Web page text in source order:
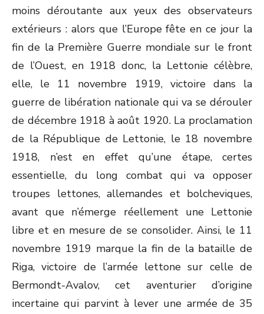
moins déroutante aux yeux des observateurs
extérieurs : alors que l’Europe fête en ce jour la
fin de la Première Guerre mondiale sur le front
de l’Ouest, en 1918 donc, la Lettonie célèbre,
elle, le 11 novembre 1919, victoire dans la
guerre de libération nationale qui va se dérouler
de décembre 1918 à août 1920. La proclamation
de la République de Lettonie, le 18 novembre
1918, n’est en effet qu’une étape, certes
essentielle, du long combat qui va opposer
troupes lettones, allemandes et bolcheviques,
avant que n’émerge réellement une Lettonie
libre et en mesure de se consolider. Ainsi, le 11
novembre 1919 marque la fin de la bataille de
Riga, victoire de l’armée lettone sur celle de
Bermondt-Avalov, cet aventurier d’origine
incertaine qui parvint à lever une armée de 35